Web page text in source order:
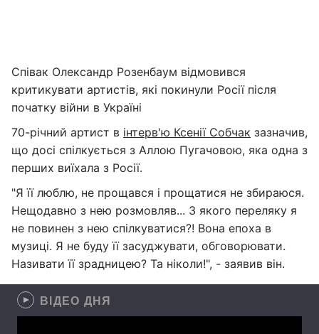
Співак Олександр Розенбаум відмовився
критикувати артистів, які покинули Росії після
початку війни в Україні
70-річний артист в інтерв'ю Ксенії Собчак зазначив,
що досі спілкується з Аллою Пугачовою, яка одна з
перших виїхала з Росії.
"Я її люблю, не прощався і прощатися не збираюся.
Нещодавно з нею розмовляв... З якого переляку я
не повинен з нею спілкуватися?! Вона епоха в
музиці. Я не буду її засуджувати, обговорювати.
Називати її зрадницею? Та ніколи!", - заявив він.
ВІДЕО ДНЯ